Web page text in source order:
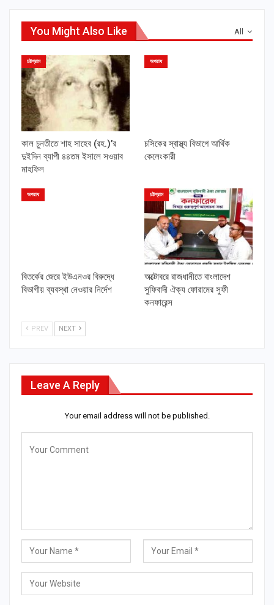
All
You Might Also Like
চট্টগ্রাম
কাল চুনতীতে শাহ সাহেব (রহ.)’র
দুইদিন ব্যাপী ৪৪তম ইসালে সওয়াব
মাহফিল
অপরাধ
চসিকের স্বাস্থ্য বিভাগে আর্থিক
কেলেংকারী
অপরাধ
বিতর্কের জেরে ইউএনওর বিরুদ্ধে
বিভাগীয় ব্যবস্থা নেওয়ার নির্দেশ
চট্টগ্রাম
অক্টোবরে রাজধানীতে বাংলাদেশ
সুফিবাদী ঐক্য ফোরামের সুফী
কনফারেন্স
PREV NEXT
Leave A Reply
Your email address will not be published.